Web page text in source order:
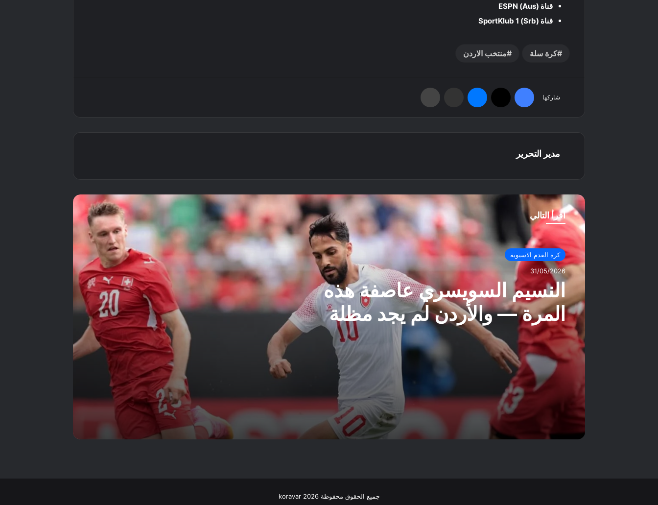
قناة ESPN (Aus)
قناة SportKlub 1 (Srb)
كرة سلة منتخب الاردن
شاركها
مدير التحرير
أقرأ التالي
كرة القدم الآسيوية
31/05/2026
النسيم السويسري عاصفة هذه
المرة — والأردن لم يجد مظلة
النسيم السويسري
عاصفة هذه المرة —
والأردن لم يجد مظلة
ماذا كشف لقاء نيجيريا
عن جاهزية الأردن؟
التقدم بهدفين لا يعني
الفوز.. الأردن تعلّم
الدرس بالطريقة المؤلمة
جميع الحقوق محفوظة koravar 2026